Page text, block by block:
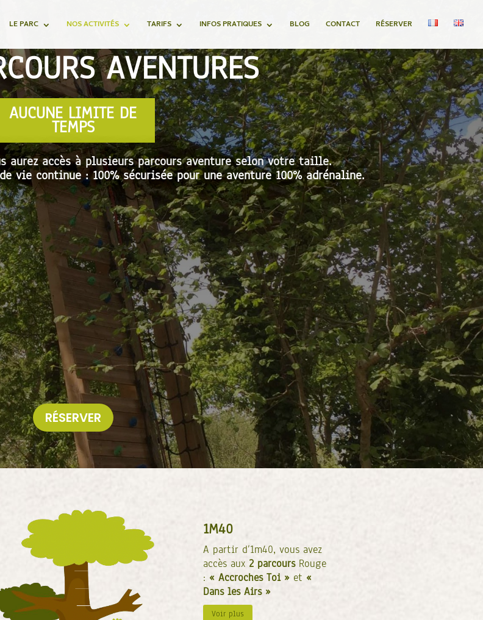
LE PARC NOS ACTIVITÉS TARIFS INFOS PRATIQUES BLOG CONTACT RÉSERVER
AVENTURES
AUCUNE LIMITE DE
TEMPS
aurez accès à plusieurs parcours aventure selon votre taille.
vie continue : 100% sécurisée pour une aventure 100% adrénaline.
de sécurité, de l’utilisation du matériel et du règlement intérieur
d’initiation à 1 mètre de hauteur = Parcours Briefing (jaune)
autonomie sous la surveillance de nos opérateurs
taille de baudrier 105cm max
RÉSERVER
1M40
A partir d’1m40, vous avez
accès aux 2 parcoursRouge
: « Accroches Toi »et «
Dans les Airs »
Voir plus